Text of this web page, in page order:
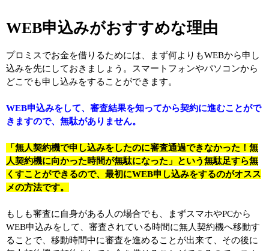
WEB申込みがおすすめな理由
プロミスでお金を借りるためには、まず何よりもWEBから申し
込みを先にしておきましょう。スマートフォンやパソコンから
どこでも申し込みをすることができます。
WEB申込みをして、審査結果を知ってから契約に進むことがで
きますので、無駄がありません。
「無人契約機で申し込みをしたのに審査通過できなかった！無
人契約機に向かった時間が無駄になった」という無駄足すら無
くすことができるので、最初にWEB申し込みをするのがオスス
メの方法です。
もしも審査に自身がある人の場合でも、まずスマホやPCから
WEB申込みをして、審査されている時間に無人契約機へ移動す
ることで、移動時間中に審査を進めることが出来て、その後に